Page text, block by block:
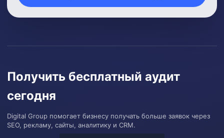
Получить бесплатный аудит
сегодня
Digital Group помогает бизнесу получать больше заявок через
SEO, рекламу, сайты, аналитику и CRM.